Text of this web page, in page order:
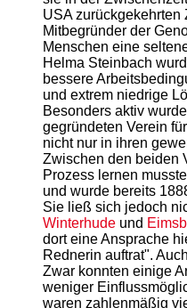
USA zurückgekehrten
Mitbegründer der
Menschen eine
Helma Steinbach
bessere
und extrem niedrige
Besonders aktiv
gegründeten Verein
nicht nur in ihren
Zwischen den beiden
Prozess lernen
und wurde bereits
Sie ließ sich jedoch
Winterhude und
dort eine Ansprache
Rednerin auftrat".
Zwar konnten einige
weniger
waren zahlenmäßig